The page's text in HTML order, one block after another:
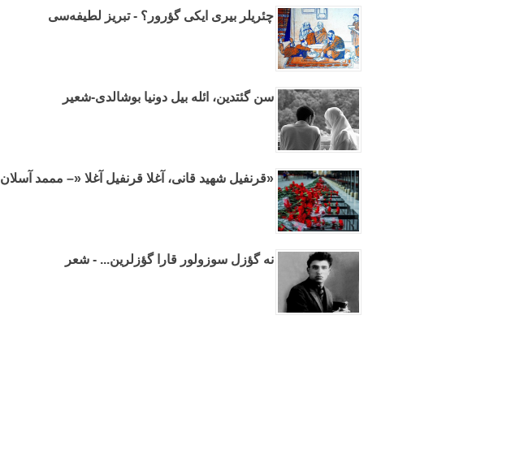
چئریلر بیری ایکی گؤرور؟ - تبریز لطیفه‌سی
سن گئتدین، ائله بیل دونیا بوشالدی-شعیر
«قرنفیل شهید قانی، آغلا قرنفیل آغلا «– مممد آسلان
نه گؤزل سوزولور قارا گؤزلرین... - شعر